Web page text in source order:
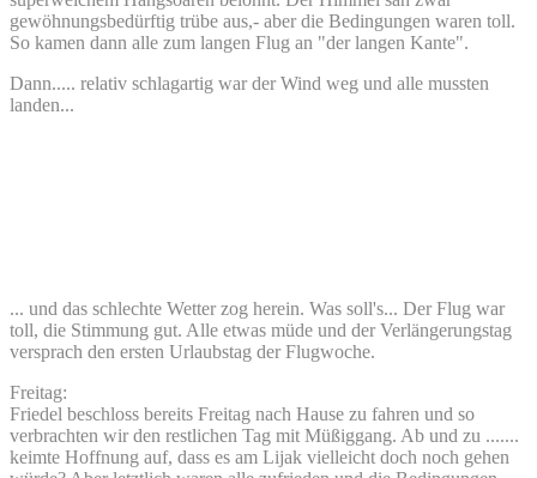
gewöhnungsbedürftig trübe aus,- aber die Bedingungen waren toll.
So kamen dann alle zum langen Flug an "der langen Kante".
Dann..... relativ schlagartig war der Wind weg und alle mussten
landen...
... und das schlechte Wetter zog herein. Was soll's... Der Flug war
toll, die Stimmung gut. Alle etwas müde und der Verlängerungstag
versprach den ersten Urlaubstag der Flugwoche.
Freitag:
Friedel beschloss bereits Freitag nach Hause zu fahren und so
verbrachten wir den restlichen Tag mit Müßiggang. Ab und zu .......
keimte Hoffnung auf, dass es am Lijak vielleicht doch noch gehen